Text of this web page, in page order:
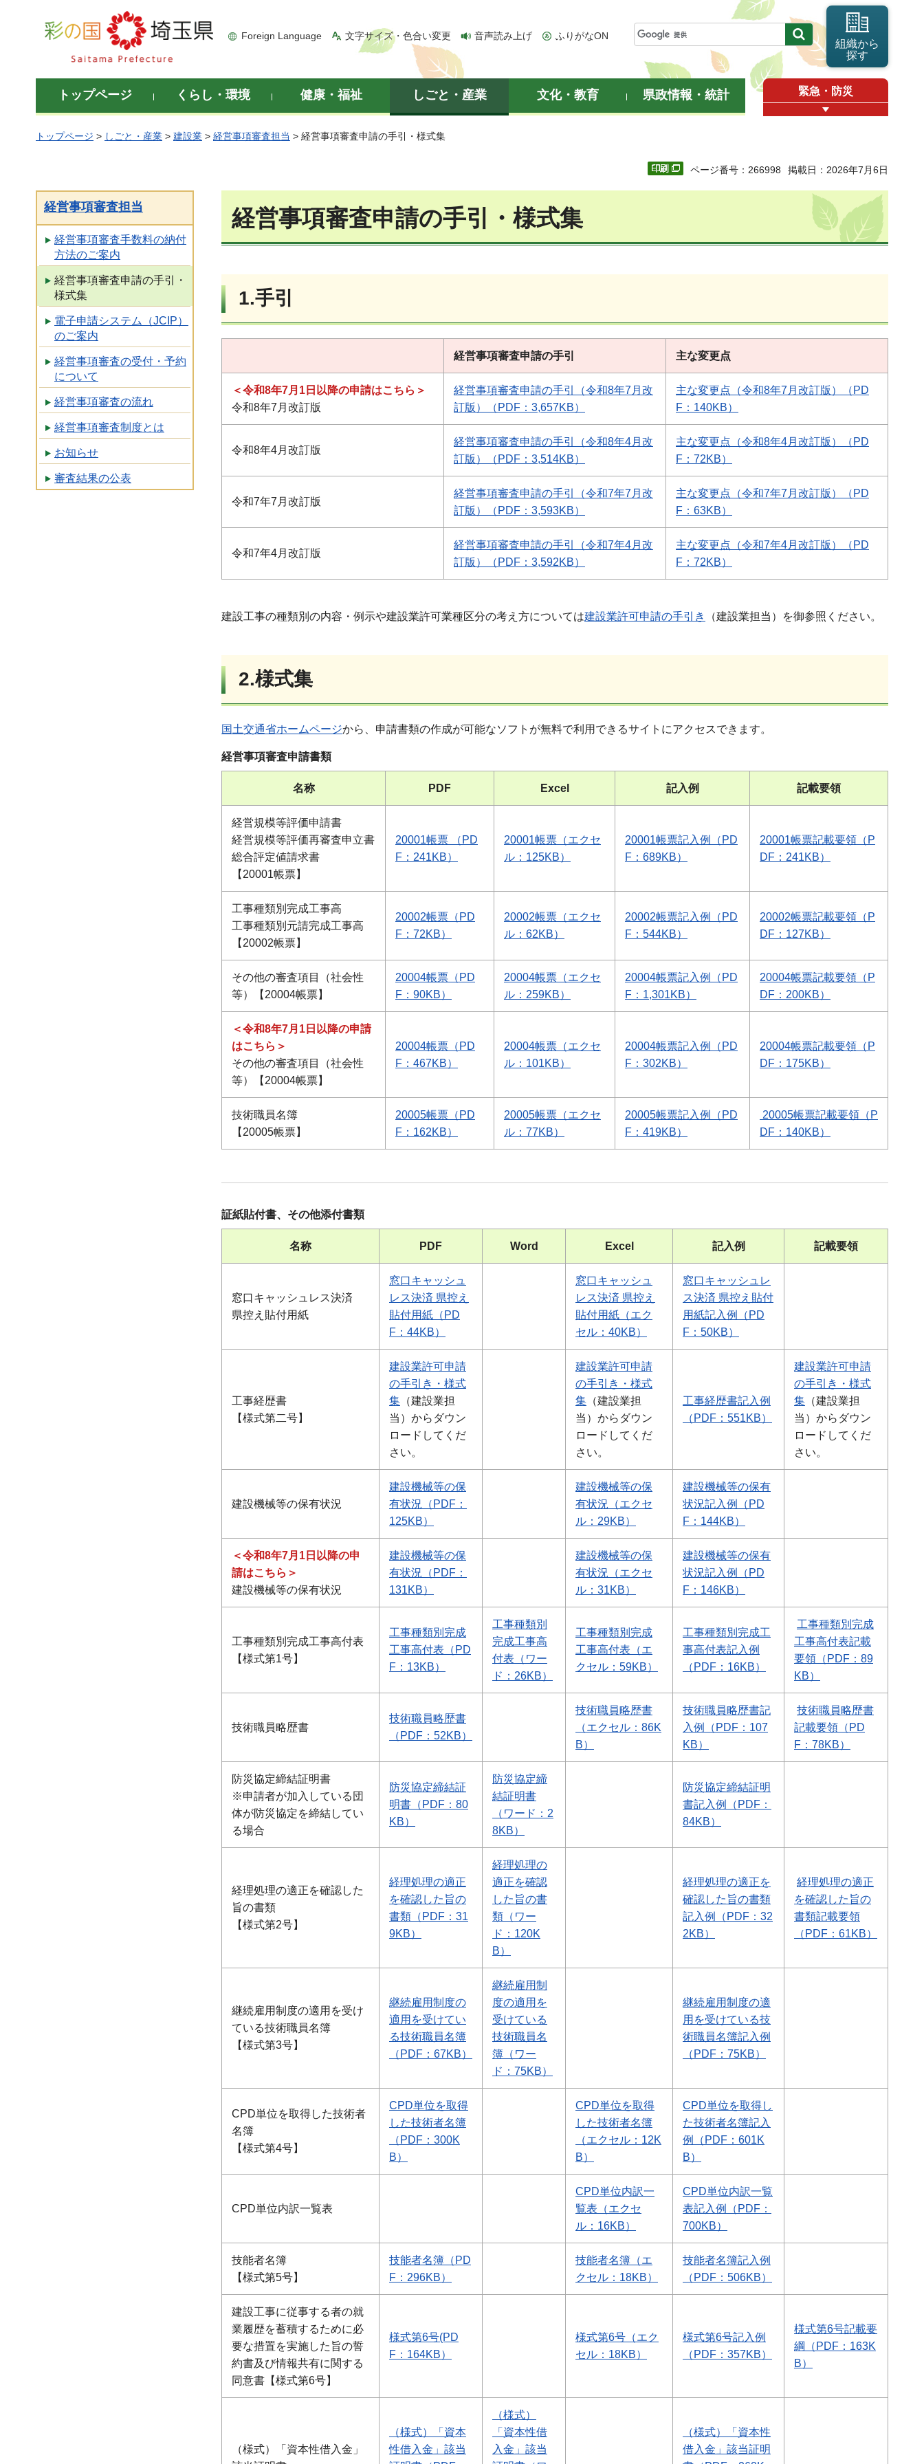
彩の国 埼玉県
Foreign Language 文字サイズ・色合い変更 音声読み上げ ふりがなON
組織から
探す
トップページ くらし・環境 健康・福祉 しごと・産業 文化・教育 県政情報・統計 緊急・防災
トップページ > しごと・産業 > 建設業 > 経営事項審査担当 > 経営事項審査申請の手引・様式集
ページ番号：266998 掲載日：2026年7月6日
経営事項審査担当
経営事項審査手数料の納付
方法のご案内
経営事項審査申請の手引・
様式集
電子申請システム（JCIP）
のご案内
経営事項審査の受付・予約
について
経営事項審査の流れ
経営事項審査制度とは
お知らせ
審査結果の公表
経営事項審査申請の手引・様式集
1.手引
経営事項審査申請の手引 主な変更点
＜令和8年7月1日以降の申請はこちら＞
令和8年7月改訂版
経営事項審査申請の手引（令和8年7月改
訂版）（PDF：3,657KB）
主な変更点（令和8年7月改訂版）（PD
F：140KB）
令和8年4月改訂版
経営事項審査申請の手引（令和8年4月改
訂版）（PDF：3,514KB）
主な変更点（令和8年4月改訂版）（PD
F：72KB）
令和7年7月改訂版
経営事項審査申請の手引（令和7年7月改
訂版）（PDF：3,593KB）
主な変更点（令和7年7月改訂版）（PD
F：63KB）
令和7年4月改訂版
経営事項審査申請の手引（令和7年4月改
訂版）（PDF：3,592KB）
主な変更点（令和7年4月改訂版）（PD
F：72KB）
建設工事の種類別の内容・例示や建設業許可業種区分の考え方については建設業許可申請の手引き （建設業担当）を御参照ください。
2.様式集
国土交通省ホームページから、申請書類の作成が可能なソフトが無料で利用できるサイトにアクセスできます。
経営事項審査申請書類
名称 PDF Excel 記入例 記載要領
経営規模等評価申請書
経営規模等評価再審査申立書
総合評定値請求書
【20001帳票】
20001帳票 （PD
F：241KB）
20001帳票（エクセ
ル：125KB）
20001帳票記入例（PD
F：689KB）
20001帳票記載要領（P
DF：241KB）
工事種類別完成工事高
工事種類別元請完成工事高
【20002帳票】
20002帳票（PD
F：72KB）
20002帳票（エクセ
ル：62KB）
20002帳票記入例（PD
F：544KB）
20002帳票記載要領（P
DF：127KB）
その他の審査項目（社会性
等）【20004帳票】
20004帳票（PD
F：90KB）
20004帳票（エクセ
ル：259KB）
20004帳票記入例（PD
F：1,301KB）
20004帳票記載要領（P
DF：200KB）
＜令和8年7月1日以降の申請
はこちら＞
その他の審査項目（社会性
等）【20004帳票】
20004帳票（PD
F：467KB）
20004帳票（エクセ
ル：101KB）
20004帳票記入例（PD
F：302KB）
20004帳票記載要領（P
DF：175KB）
技術職員名簿
【20005帳票】
20005帳票（PD
F：162KB）
20005帳票（エクセ
ル：77KB）
20005帳票記入例（PD
F：419KB）
20005帳票記載要領（P
DF：140KB）
証紙貼付書、その他添付書類
名称 PDF Word Excel 記入例 記載要領
窓口キャッシュレス決済
県控え貼付用紙
窓口キャッシュ
レス決済 県控え
貼付用紙（PD
F：44KB）
窓口キャッシュ
レス決済 県控え
貼付用紙（エク
セル：40KB）
窓口キャッシュレ
ス決済 県控え貼付
用紙記入例（PD
F：50KB）
工事経歴書
【様式第二号】
建設業許可申請
の手引き・様式
集 （建設業担
当）からダウン
ロードしてくだ
さい。
建設業許可申請
の手引き・様式
集 （建設業担
当）からダウン
ロードしてくだ
さい。
工事経歴書記入例
（PDF：551KB）
建設業許可申請
の手引き・様式
集 （建設業担
当）からダウン
ロードしてくだ
さい。
建設機械等の保有状況
建設機械等の保
有状況（PDF：
125KB）
建設機械等の保
有状況（エクセ
ル：29KB）
建設機械等の保有
状況記入例（PD
F：144KB）
＜令和8年7月1日以降の申
請はこちら＞
建設機械等の保有状況
建設機械等の保
有状況（PDF：
131KB）
建設機械等の保
有状況（エクセ
ル：31KB）
建設機械等の保有
状況記入例（PD
F：146KB）
工事種類別完成工事高付表
【様式第1号】
工事種類別完成
工事高付表（PD
F：13KB）
工事種類別
完成工事高
付表（ワー
ド：26KB）
工事種類別完成
工事高付表（エ
クセル：59KB）
工事種類別完成工
事高付表記入例
（PDF：16KB）
工事種類別完成
工事高付表記載
要領（PDF：89
KB）
技術職員略歴書
技術職員略歴書
（PDF：52KB）
技術職員略歴書
（エクセル：86K
B）
技術職員略歴書記
入例（PDF：107
KB）
技術職員略歴書
記載要領（PD
F：78KB）
防災協定締結証明書
※申請者が加入している団
体が防災協定を締結してい
る場合
防災協定締結証
明書（PDF：80
KB）
防災協定締
結証明書
（ワード：2
8KB）
防災協定締結証明
書記入例（PDF：
84KB）
経理処理の適正を確認した
旨の書類
【様式第2号】
経理処理の適正
を確認した旨の
書類（PDF：31
9KB）
経理処理の
適正を確認
した旨の書
類（ワー
ド：120K
B）
経理処理の適正を
確認した旨の書類
記入例（PDF：32
2KB）
経理処理の適正
を確認した旨の
書類記載要領
（PDF：61KB）
継続雇用制度の適用を受け
ている技術職員名簿
【様式第3号】
継続雇用制度の
適用を受けてい
る技術職員名簿
（PDF：67KB）
継続雇用制
度の適用を
受けている
技術職員名
簿（ワー
ド：75KB）
継続雇用制度の適
用を受けている技
術職員名簿記入例
（PDF：75KB）
CPD単位を取得した技術者
名簿
【様式第4号】
CPD単位を取得
した技術者名簿
（PDF：300K
B）
CPD単位を取得
した技術者名簿
（エクセル：12K
B）
CPD単位を取得し
た技術者名簿記入
例（PDF：601K
B）
CPD単位内訳一覧表
CPD単位内訳一
覧表（エクセ
ル：16KB）
CPD単位内訳一覧
表記入例（PDF：
700KB）
技能者名簿
【様式第5号】
技能者名簿（PD
F：296KB）
技能者名簿（エ
クセル：18KB）
技能者名簿記入例
（PDF：506KB）
建設工事に従事する者の就
業履歴を蓄積するために必
要な措置を実施した旨の誓
約書及び情報共有に関する
同意書【様式第6号】
様式第6号(PD
F：164KB）
様式第6号（エク
セル：18KB）
様式第6号記入例
（PDF：357KB）
様式第6号記載要
綱（PDF：163K
B）
（様式）「資本性借入金」
（様式）「資本
性借入金」該当
（様式）
「資本性借
入金」該当
（様式）「資本性
借入金」該当証明